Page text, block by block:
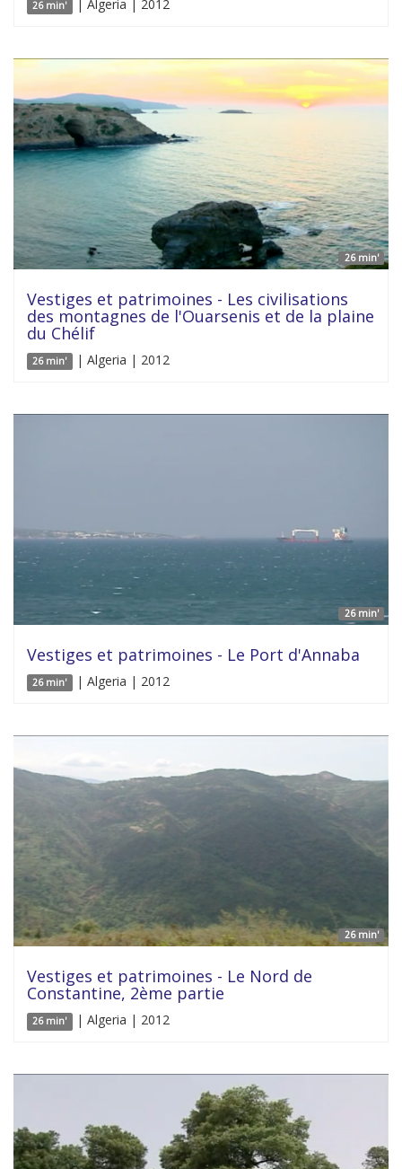
26 min' | Algeria | 2012
26 min'
Vestiges et patrimoines - Les civilisations
des montagnes de l'Ouarsenis et de la plaine
du Chélif
26 min' | Algeria | 2012
26 min'
Vestiges et patrimoines - Le Port d'Annaba
26 min' | Algeria | 2012
26 min'
Vestiges et patrimoines - Le Nord de
Constantine, 2ème partie
26 min' | Algeria | 2012